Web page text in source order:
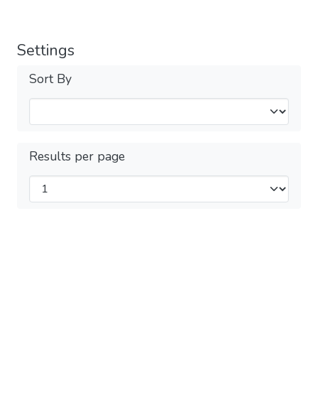
Settings
Sort By
Results per page